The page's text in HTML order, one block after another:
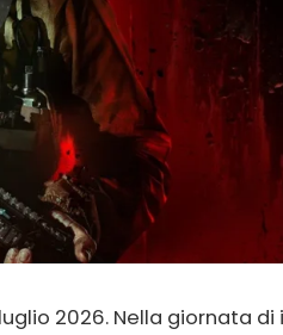
2026. Nella giornata di